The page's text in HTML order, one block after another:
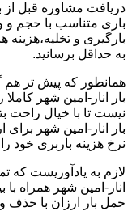
دریافت مشاوره قبل از
باری متناسب با حجم و
بارگیری و
به حداقل برسانید.
همانطور که پیش تر هم
بار انار-امین شهر
نیست تا با خیال راحت
بار انار-امین شهر
نرخ هزینه باربری خود
لازم به یادآوریست که
انار-امین شهر همراه با
حمل بار ارزان با حذف